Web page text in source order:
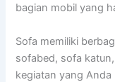
bagian mobil уаng
Sofa memiliki
sofabed, sofa
kegiatan уаng Andа